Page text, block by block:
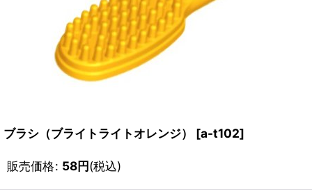
ブラシ（ブライトライトオレンジ） [a-t102]
販売価格: 58円(税込)